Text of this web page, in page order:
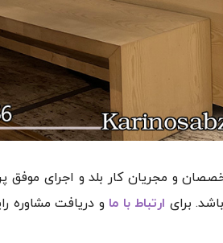
و مجریان کار بلد و اجرای موفق
برای ارتباط با ما